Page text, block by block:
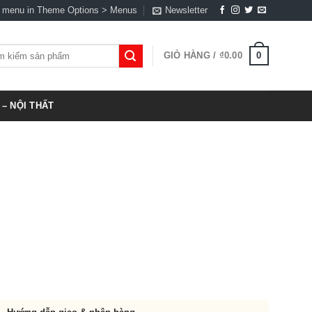
in Theme Options > Menus Newsletter
GIỎ HÀNG / ₫0.00 0
NỘI THẤT